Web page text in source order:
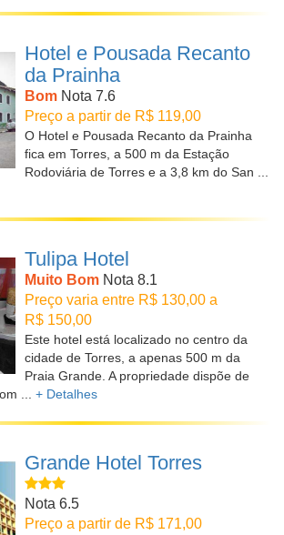
Hotel e Pousada Recanto
da Prainha
Bom Nota 7.6
Preço a partir de R$ 119,00
O Hotel e Pousada Recanto da Prainha
fica em Torres, a 500 m da Estação
Rodoviária de Torres e a 3,8 km do San ...
Tulipa Hotel
Muito Bom Nota 8.1
Preço varia entre R$ 130,00 a
R$ 150,00
Este hotel está localizado no centro da
cidade de Torres, a apenas 500 m da
Praia Grande. A propriedade dispõe de
... + Detalhes
Grande Hotel Torres
Nota 6.5
Preço a partir de R$ 171,00